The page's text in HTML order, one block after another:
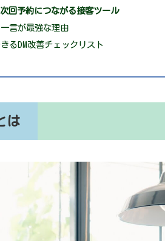
回予約につながる接客ツール
言が最強な理由
るDM改善チェックリスト
は